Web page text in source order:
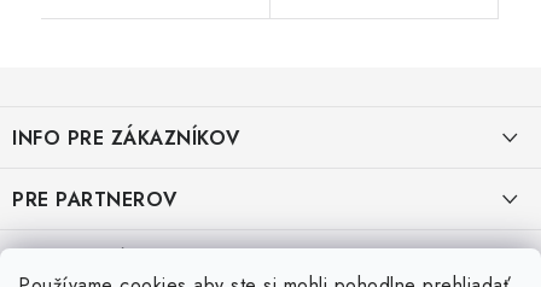
p
ä
i
INFO PRE ZÁKAZNÍKOV
OBCHODNÉ PODMIENKY
PRE PARTNEROV
KATALÓG OBUVI A OPP ČERVA